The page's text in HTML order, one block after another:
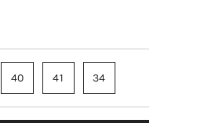
40 41 34